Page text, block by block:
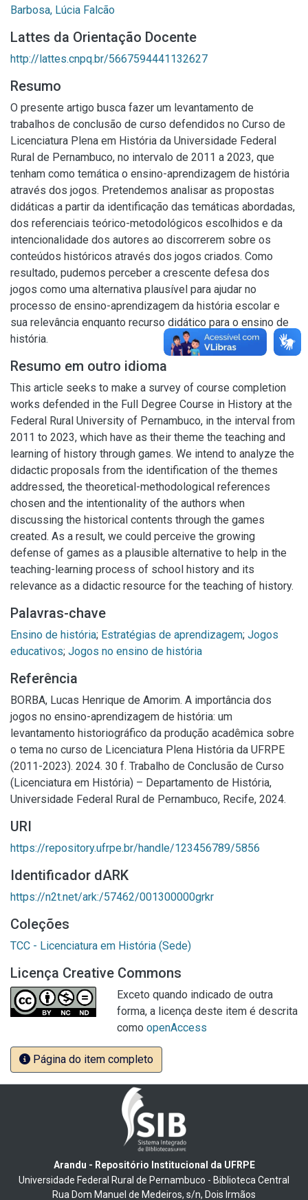
Barbosa, Lúcia Falcão
Lattes da Orientação Docente
http://lattes.cnpq.br/5667594441132627
Resumo
O presente artigo busca fazer um levantamento de
trabalhos de conclusão de curso defendidos no Curso de
Licenciatura Plena em História da Universidade Federal
Rural de Pernambuco, no intervalo de 2011 a 2023, que
tenham como temática o ensino-aprendizagem de história
através dos jogos. Pretendemos analisar as propostas
didáticas a partir da identificação das temáticas abordadas,
dos referenciais teórico-metodológicos escolhidos e da
intencionalidade dos autores ao discorrerem sobre os
conteúdos históricos através dos jogos criados. Como
resultado, pudemos perceber a crescente defesa dos
jogos como uma alternativa plausível para ajudar no
processo de ensino-aprendizagem da história escolar e
sua relevância enquanto recurso didático para o ensino de
história.
Resumo em outro idioma
This article seeks to make a survey of course completion
works defended in the Full Degree Course in History at the
Federal Rural University of Pernambuco, in the interval from
2011 to 2023, which have as their theme the teaching and
learning of history through games. We intend to analyze the
didactic proposals from the identification of the themes
addressed, the theoretical-methodological references
chosen and the intentionality of the authors when
discussing the historical contents through the games
created. As a result, we could perceive the growing
defense of games as a plausible alternative to help in the
teaching-learning process of school history and its
relevance as a didactic resource for the teaching of history.
Palavras-chave
Ensino de história; Estratégias de aprendizagem; Jogos
educativos; Jogos no ensino de história
Referência
BORBA, Lucas Henrique de Amorim. A importância dos
jogos no ensino-aprendizagem de história: um
levantamento historiográfico da produção acadêmica sobre
o tema no curso de Licenciatura Plena História da UFRPE
(2011-2023). 2024. 30 f. Trabalho de Conclusão de Curso
(Licenciatura em História) – Departamento de História,
Universidade Federal Rural de Pernambuco, Recife, 2024.
URI
https://repository.ufrpe.br/handle/123456789/5856
Identificador dARK
https://n2t.net/ark:/57462/001300000grkr
Coleções
TCC - Licenciatura em História (Sede)
Licença Creative Commons
Exceto quando indicado de outra
forma, a licença deste item é descrita
como openAccess
Página do item completo
Arandu - Repositório Institucional da UFRPE
Universidade Federal Rural de Pernambuco - Biblioteca Central
Rua Dom Manuel de Medeiros, s/n, Dois Irmãos